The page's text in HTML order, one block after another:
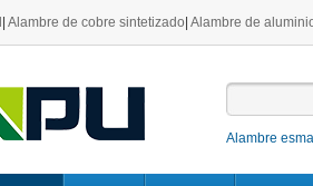
Alambre de cobre sintetizado Alambre de
Alambre